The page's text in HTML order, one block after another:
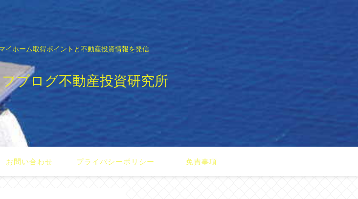
イホーム取得ポイントと不動産投資情報を発信
ブログ不動産投資研究所
お問い合わせ プライバシーポリシー 免責事項